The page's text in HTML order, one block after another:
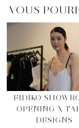
VOUS
EIDIKO
OPENING X
DESIGNS